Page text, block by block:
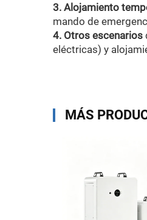
3. Alojamiento
mando de
4. Otros escenarios
eléctricas) y
MÁS